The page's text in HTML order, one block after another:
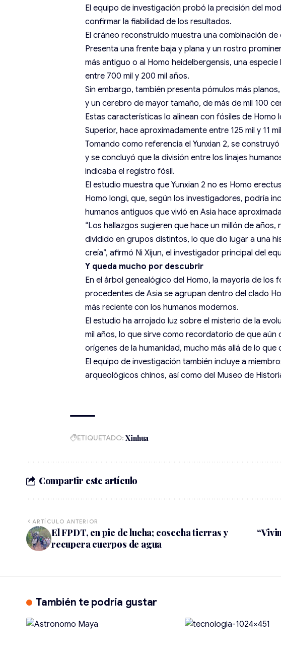
El equipo de investigación probó la precisión del
confirmar la fiabilidad de los resultados.
El cráneo reconstruido muestra una combinación
Presenta una frente baja y plana y un rostro
más antiguo o al Homo heidelbergensis, una
entre 700 mil y 200 mil años.
Sin embargo, también presenta pómulos más
y un cerebro de mayor tamaño, de más de mil 100
Estas características lo alinean con fósiles de
Superior, hace aproximadamente entre 125 mil y 11
Tomando como referencia el Yunxian 2, se
y se concluyó que la división entre los linajes
indicaba el registro fósil.
El estudio muestra que Yunxian 2 no es Homo
Homo longi, que, según los investigadores, podría
humanos antiguos que vivió en Asia hace
“Los hallazgos sugieren que hace un millón de
dividido en grupos distintos, lo que dio lugar a una
creía”, afirmó Ni Xijun, el investigador principal del
Y queda mucho por descubrir
En el árbol genealógico del Homo, la mayoría de los
procedentes de Asia se agrupan dentro del clado
más reciente con los humanos modernos.
El estudio ha arrojado luz sobre el misterio de la
mil años, lo que sirve como recordatorio de que
orígenes de la humanidad, mucho más allá de lo que
El equipo de investigación también incluye a
arqueológicos chinos, así como del Museo de
ETIQUETADO: Xinhua
Compartir este artículo
ARTÍCULO ANTERIOR
El FPDT, en pie de lucha; cosecha tierras y
recupera cuerpos de agua
También te podría gustar